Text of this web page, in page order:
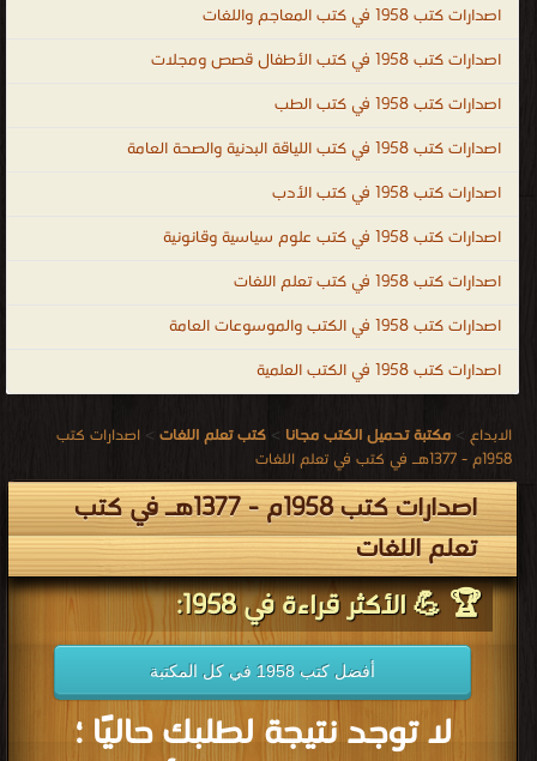
اصدارات كتب 1958 في كتب المعاجم واللغات
اصدارات كتب 1958 في كتب الأطفال قصص ومجلات
اصدارات كتب 1958 في كتب الطب
اصدارات كتب 1958 في كتب اللياقة البدنية والصحة العامة
اصدارات كتب 1958 في كتب الأدب
اصدارات كتب 1958 في كتب علوم سياسية وقانونية
اصدارات كتب 1958 في كتب تعلم اللغات
اصدارات كتب 1958 في الكتب والموسوعات العامة
اصدارات كتب 1958 في الكتب العلمية
الابداع > مكتبة تحميل الكتب مجانا > كتب تعلم اللغات > اصدارات كتب
1958م - 1377هـ في كتب في تعلم اللغات
اصدارات كتب 1958م - 1377هـ في كتب
تعلم اللغات
🏆 💪 الأكثر قراءة في 1958:
أفضل كتب 1958 في كل المكتبة
لا توجد نتيجة لطلبك حاليًا ؛